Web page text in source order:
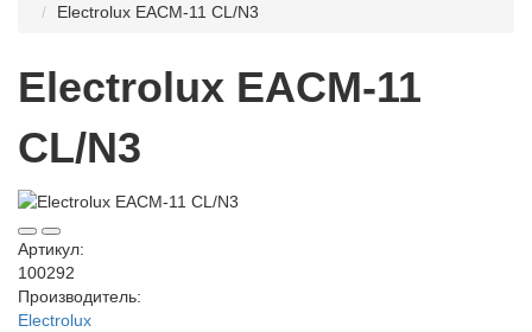
Electrolux EACM-11 CL/N3
Electrolux EACM-11
CL/N3
Артикул:
100292
Производитель:
Electrolux